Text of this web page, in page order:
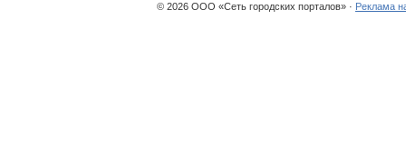
© 2026 ООО «Сеть городских порталов» · Реклама